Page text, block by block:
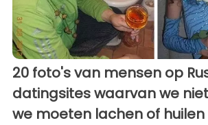
20 foto's van mensen op
datingsites waarvan we
we moeten lachen of huilen